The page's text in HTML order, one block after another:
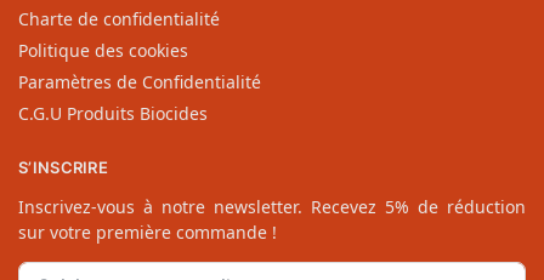
Charte de confidentialité
Politique des cookies
Paramètres de Confidentialité
C.G.U Produits Biocides
S’INSCRIRE
Inscrivez-vous à notre newsletter. Recevez 5% de réduction
sur votre première commande !